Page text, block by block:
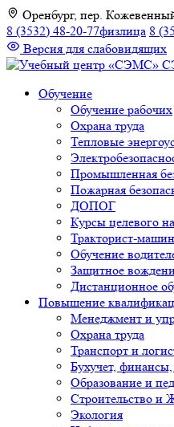
К
содержимому
Оренбург, пер.
8 (3532) 48-20-77физлица 8
Версия для слабовидящих
Обучение
Обучение рабочих
Охрана труда
Тепловые
Промышленная
Пожарная
ДОПОГ
Курсы целевого
Тракторист-
Обучение
Защитное
Дистанционное
Повышение
Менеджмент и
Охрана труда
Транспорт и
Бухучет,
Образование и
Строительство
Экология